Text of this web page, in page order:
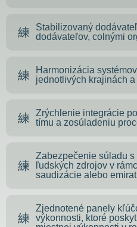
Stabilizovaný
dodávateľov, colnými
Harmonizácia
jednotlivých krajinách
Zrýchlenie integrácie
tímu a zosúladeniu
Zabezpečenie súladu
ľudských zdrojov v
saudizácie alebo
Zjednotené panely
výkonnosti, ktoré